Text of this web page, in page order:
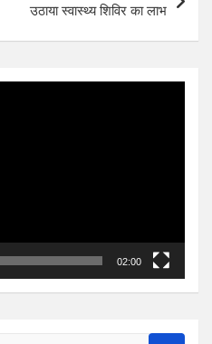
उठाया स्वास्थ्य शिविर का लाभ
02:00